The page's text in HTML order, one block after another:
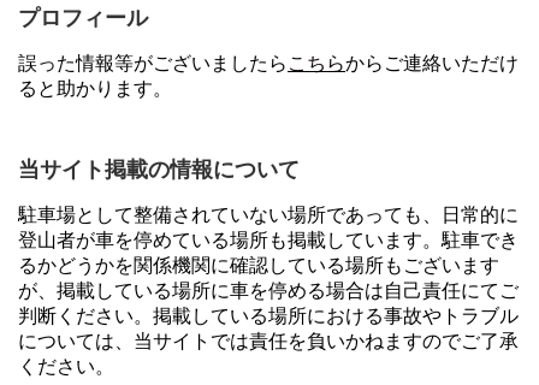
プロフィール
誤った情報等がございましたら こちらからご連絡いただけ
ると助かります。
当サイト掲載の情報について
駐車場として整備されていない場所であっても、日常的に
登山者が車を停めている場所も掲載しています。駐車でき
るかどうかを関係機関に確認している場所もございます
が、掲載している場所に車を停める場合は自己責任にてご
判断ください。掲載している場所における事故やトラブル
については、当サイトでは責任を負いかねますのでご了承
ください。